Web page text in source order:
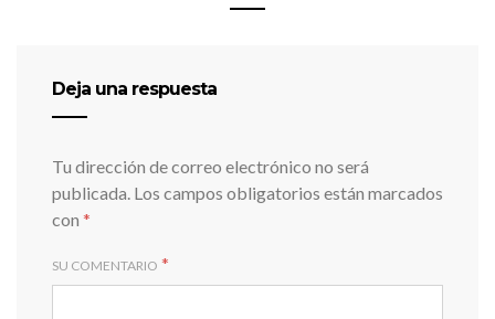
Deja una respuesta
Tu dirección de correo electrónico no será
publicada. Los campos obligatorios están marcados
con *
SU COMENTARIO *